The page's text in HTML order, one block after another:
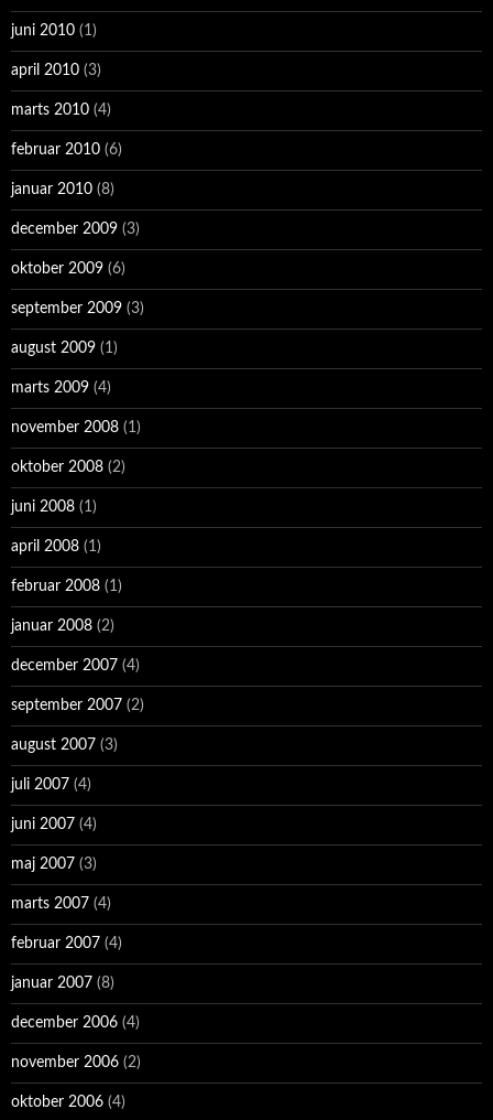
juni 2010 (1)
april 2010 (3)
marts 2010 (4)
februar 2010 (6)
januar 2010 (8)
december 2009 (3)
oktober 2009 (6)
september 2009 (3)
august 2009 (1)
marts 2009 (4)
november 2008 (1)
oktober 2008 (2)
juni 2008 (1)
april 2008 (1)
februar 2008 (1)
januar 2008 (2)
december 2007 (4)
september 2007 (2)
august 2007 (3)
juli 2007 (4)
juni 2007 (4)
maj 2007 (3)
marts 2007 (4)
februar 2007 (4)
januar 2007 (8)
december 2006 (4)
november 2006 (2)
oktober 2006 (4)